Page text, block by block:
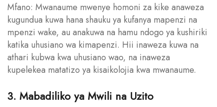
Mfano: Mwanaume mwenye homoni za kike anaweza
kugundua kuwa hana shauku ya kufanya mapenzi na
mpenzi wake, au anakuwa na hamu ndogo ya kushiriki
katika uhusiano wa kimapenzi. Hii inaweza kuwa na
athari kubwa kwa uhusiano wao, na inaweza
kupelekea matatizo ya kisaikolojia kwa mwanaume.
3. Mabadiliko ya Mwili na Uzito